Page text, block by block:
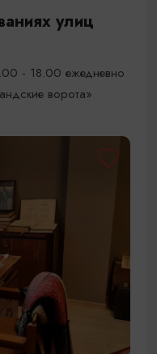
улиц
- 18.00 ежедневно
ворота»